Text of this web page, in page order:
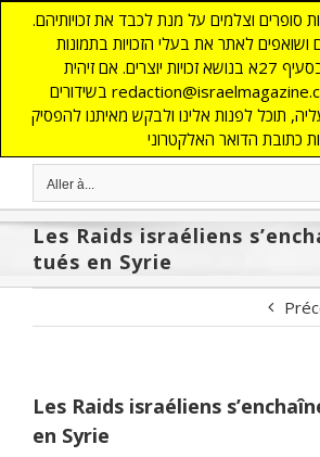
סופרים וצלמים על מנת לכבד את זכויותיהם.
ושואפים לאתר את בעלי הזכויות בתמונות
המגיעות אלינו כנדרש בסעיף 27א בנושא זכויות יוצרים. אם זיהית
בשידורים redaction@israelmagazine.co.il שלנו תמונה שאתה
עליה, תוכל לפנות אלינו ולבקש מאיתנו להפסיק
הדואר האלקטרוני
Aller à...
Les Raids israéliens
tués en Syrie
Les Raids israéliens
en Syrie